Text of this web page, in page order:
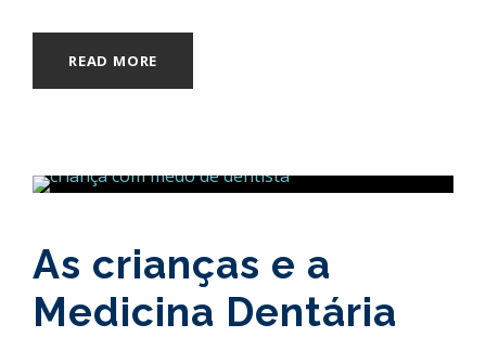
READ MORE
As crianças e a
Medicina Dentária